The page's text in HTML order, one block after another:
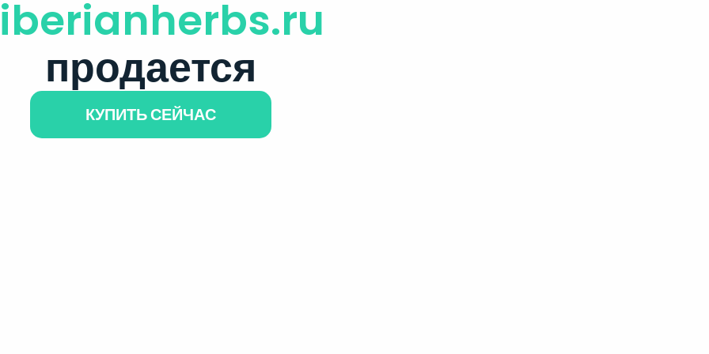
продается
КУПИТЬ СЕЙЧАС